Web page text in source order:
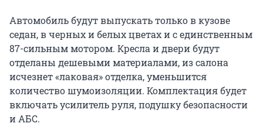
Автомобиль будут выпускать только в кузове
седан, в черных и белых цветах и с единственным
87-сильным мотором. Кресла и двери будут
отделаны дешевыми материалами, из салона
исчезнет «лаковая» отделка, уменьшится
количество шумоизоляции. Комплектация будет
включать усилитель руля, подушку безопасности
и АБС.